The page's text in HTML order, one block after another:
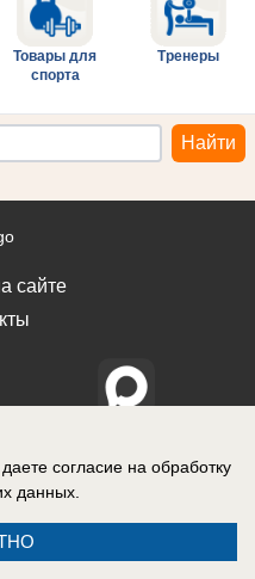
Товары для
спорта
Тренеры
сайте
согласие на обработку
данных.